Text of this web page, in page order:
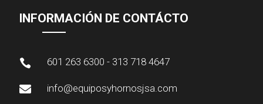
INFORMACIÓN DE CONTÁCTO
 601 263 6300 - 313 718 4647
 info@equiposyhornosjsa.com